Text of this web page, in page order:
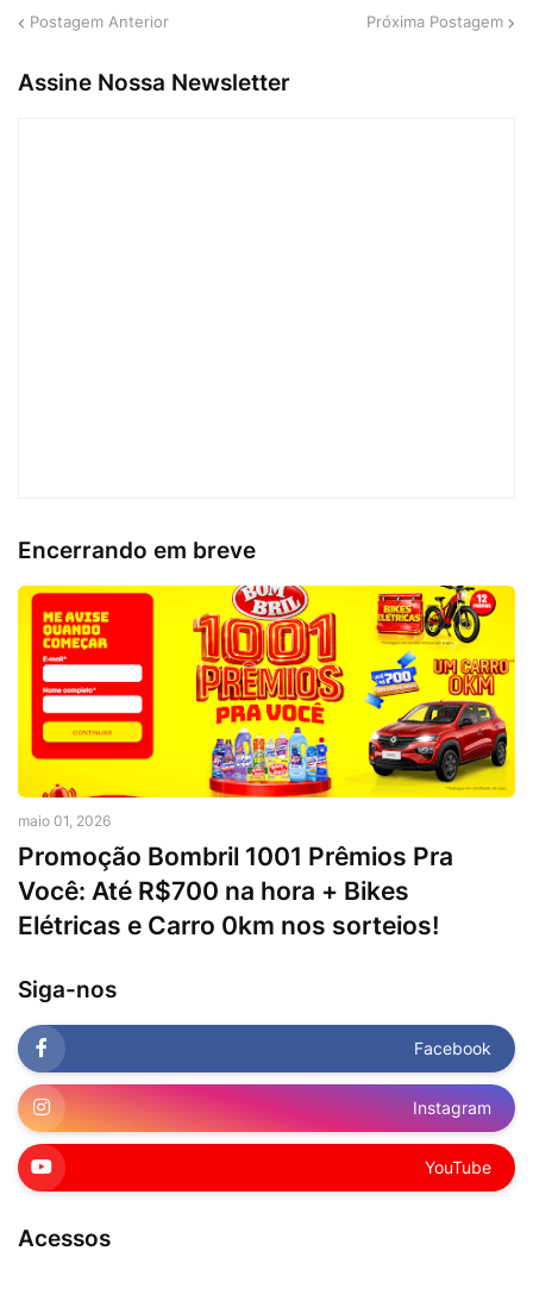
Postagem Anterior Próxima Postagem
Assine Nossa Newsletter
Encerrando em breve
maio 01, 2026
Promoção Bombril 1001 Prêmios Pra
Você: Até R$700 na hora + Bikes
Elétricas e Carro 0km nos sorteios!
Siga-nos
Facebook
Instagram
YouTube
Acessos